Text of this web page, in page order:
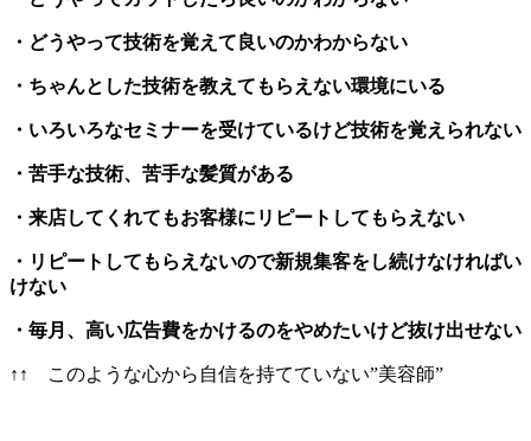
・どうやって技術を覚えて良いのかわからない
・ちゃんとした技術を教えてもらえない環境にいる
・いろいろなセミナーを受けているけど技術を覚えられない
・苦手な技術、苦手な髪質がある
・来店してくれてもお客様にリピートしてもらえない
・リピートしてもらえないので新規集客をし続けなければい
けない
・毎月、高い広告費をかけるのをやめたいけど抜け出せない
↑↑ このような心から自信を持てていない”美容師”